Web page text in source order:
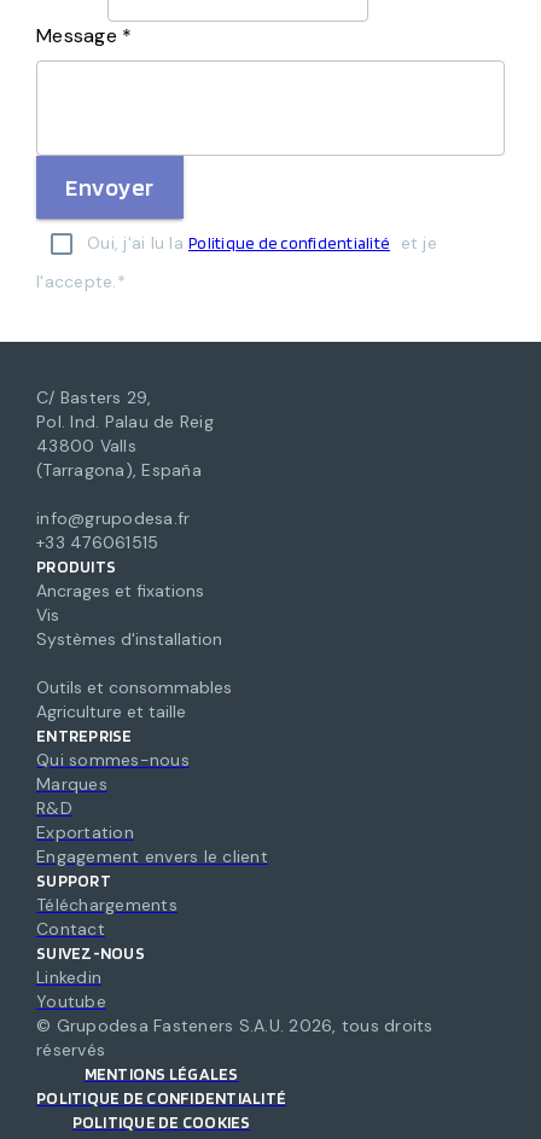
Message *
Envoyer
Oui, j'ai lu la Politique de confidentialité
et je
l'accepte.*
C/ Basters 29,
Pol. Ind. Palau de Reig
43800 Valls
(Tarragona), España
info@grupodesa.fr
+33 476061515
PRODUITS
Ancrages et fixations
Vis
Systèmes d'installation
Outils et consommables
Agriculture et taille
ENTREPRISE
Qui sommes-nous
Marques
R&D
Exportation
Engagement envers le client
SUPPORT
Téléchargements
Contact
SUIVEZ-NOUS
Linkedin
Youtube
© Grupodesa Fasteners S.A.U. 2026, tous droits
réservés
MENTIONS LÉGALES
POLITIQUE DE CONFIDENTIALITÉ
POLITIQUE DE COOKIES